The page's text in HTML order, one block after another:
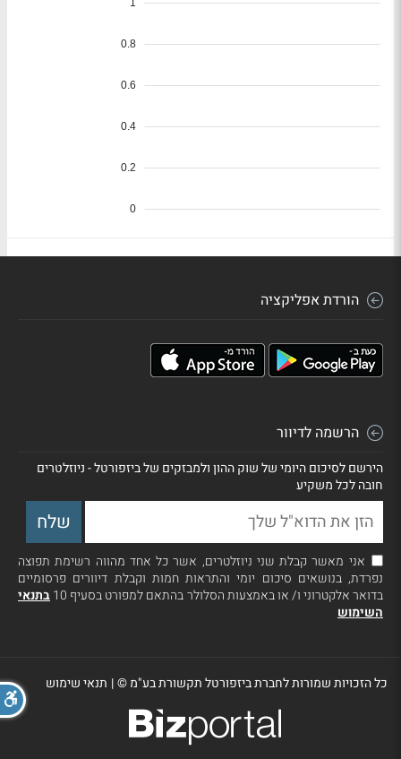
הורדת אפליקציה
הרשמה לדיוור
הירשם לסיכום היומי של שוק ההון ולמבזקים של ביזפורטל - ניוזלטרים
חובה לכל משקיע
אני מאשר קבלת שני ניוזלטרים, אשר כל אחד מהווה רשימת תפוצה
נפרדת, בנושאים סיכום יומי והתראות חמות וקבלת דיוורים פרסומיים
בדואר אלקטרוני ו/ או באמצעות הסלולר בהתאם למפורט בסעיף 10
בתנאי
השימוש
כל הזכויות שמורות לחברת ביזפורטל תקשורת בע"מ ©| תנאי שימוש